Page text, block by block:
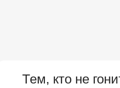
Тем, кто не